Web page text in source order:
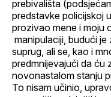
prebivališta
predstavke policijskoj
prozivao mene i moju
manipulaciji, budući
suprug, ali se, kao i
predmnijevajući da ću
novonastalom stanju
To nisam učinio,